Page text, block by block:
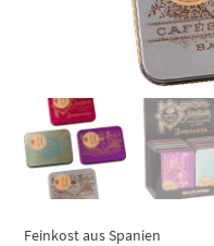
Feinkost aus Spanien